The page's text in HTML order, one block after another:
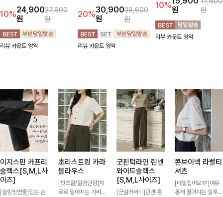
드 살려주는 니트 가디건 💛
브이넥 라인에 슬림하게 떨어
지는 핏 더해져 단독으로도 여
리하고 세련되게 입어져요-
10%24,900
원
27,600
원
리뷰 카운트 영역
트 🖤 허리 밴딩 디테일로 편
안하면서도 자연스럽게 라인
잡아주어 꾸안꾸 무드로 멋스
럽게 완성!
20%30,900
원
38,600
원
리뷰 카운트 영역
주는 블라우스 🤍 가볍게 퍼지
는 핏으로 체형을 자연스럽게
커버해주며 여성스럽게 즐기기
좋아요 ✨
10%원
원
리뷰 카운트 영역
이지스판 카프리
슬랙스[S,M,L사
이즈]
[슬림핏연출]입는 순
초리스트링 카라
블라우스
[핏조절/깔끔단정]차
르르 떨어지는 가벼운
굿핀턱라인 린넨
와이드슬랙스
[S,M,L사이즈]
[군살커버✨]린넨 혼
콘브이넥 라벨티
셔츠
[매일입어요🩵]여유
롭게 떨어지는 실루엣